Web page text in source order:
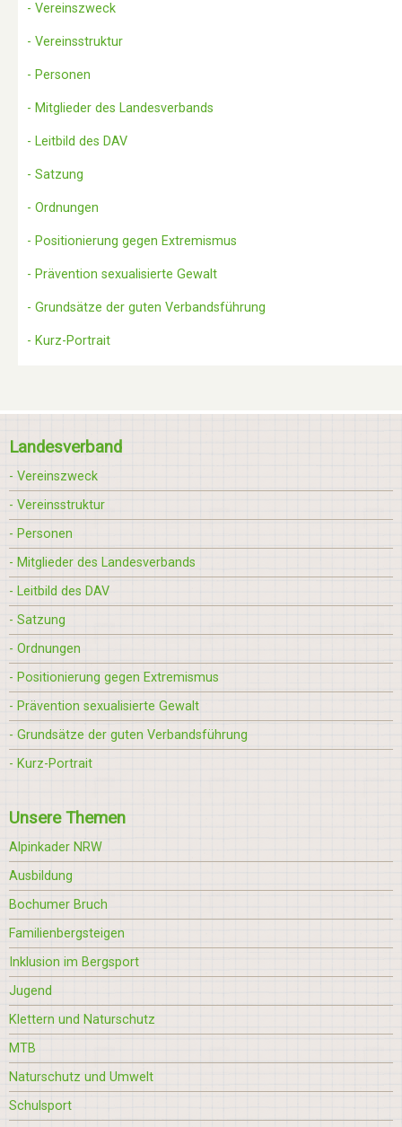
- Vereinszweck
- Vereinsstruktur
- Personen
- Mitglieder des Landesverbands
- Leitbild des DAV
- Satzung
- Ordnungen
- Positionierung gegen Extremismus
- Prävention sexualisierte Gewalt
- Grundsätze der guten Verbandsführung
- Kurz-Portrait
Landesverband
- Vereinszweck
- Vereinsstruktur
- Personen
- Mitglieder des Landesverbands
- Leitbild des DAV
- Satzung
- Ordnungen
- Positionierung gegen Extremismus
- Prävention sexualisierte Gewalt
- Grundsätze der guten Verbandsführung
- Kurz-Portrait
Unsere Themen
Alpinkader NRW
Ausbildung
Bochumer Bruch
Familienbergsteigen
Inklusion im Bergsport
Jugend
Klettern und Naturschutz
MTB
Naturschutz und Umwelt
Schulsport